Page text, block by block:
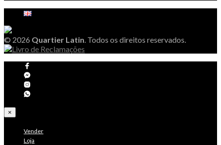
© 2026 Quartier Latin. Todos os direitos reservados.
×
Vender
Loja